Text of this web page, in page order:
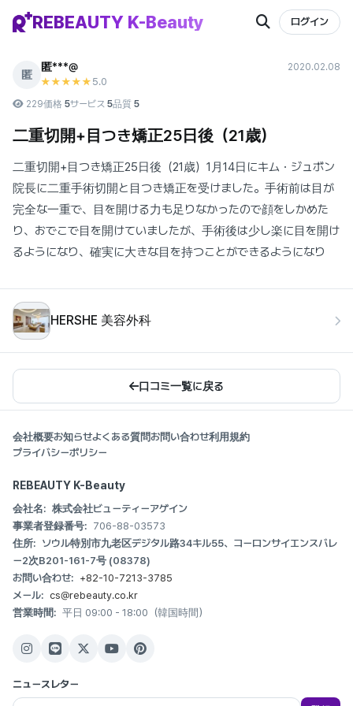
REBEAUTY K-Beauty ログイン
匿
匿***@
★★★★★ 5.0
2020.02.08
229価格 5サービス 5品質 5
二重切開+目つき矯正25日後（21歳）
二重切開+目つき矯正25日後（21歳）1月14日にキム・ジュボン
院長に二重手術切開と目つき矯正を受けました。手術前は目が
完全な一重で、目を開ける力も足りなかったので顔をしかめた
り、おでこで目を開けていましたが、手術後は少し楽に目を開け
るようになり、確実に大きな目を持つことができるようになり
HERSHE 美容外科
口コミ一覧に戻る
会社概要お知らせよくある質問お問い合わせ利用規約
プライバシーポリシー
REBEAUTY K-Beauty
会社名: 株式会社ビューティーアゲイン
事業者登録番号: 706-88-03573
住所: ソウル特別市九老区デジタル路34キル55、コーロンサイエンスバレ
ー2次B201-161-7号 (08378)
お問い合わせ: +82-10-7213-3785
メール: cs@rebeauty.co.kr
営業時間: 平日 09:00 - 18:00（韓国時間）
ニュースレター